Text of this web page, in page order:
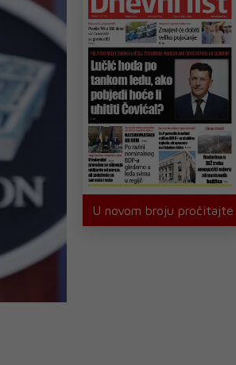
U novom broju pročitajte